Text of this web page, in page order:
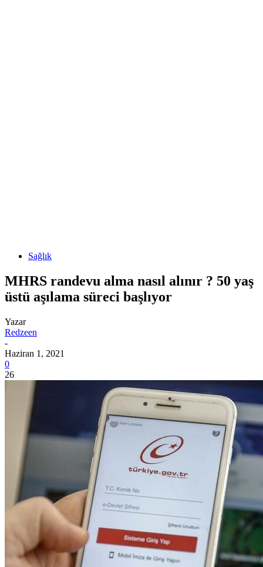
Sağlık
MHRS randevu alma nasıl alınır ? 50 yaş
üstü aşılama süreci başlıyor
Yazar
Redzeen
-
Haziran 1, 2021
0
26